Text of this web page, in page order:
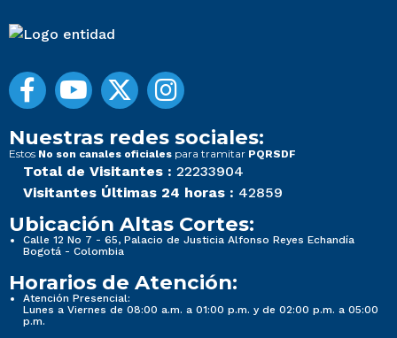
Nuestras redes sociales:
Estos No son canales oficiales para tramitar PQRSDF
Total de Visitantes : 22233904
Visitantes Últimas 24 horas : 42859
Ubicación Altas Cortes:
Calle 12 No 7 - 65, Palacio de Justicia Alfonso Reyes Echandía
Bogotá - Colombia
Horarios de Atención:
Atención Presencial:
Lunes a Viernes de 08:00 a.m. a 01:00 p.m. y de 02:00 p.m. a 05:00
p.m.